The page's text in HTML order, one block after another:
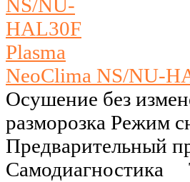
NeoClima NS/NU-
Осушение без
разморозка Режим
Предварительный
Самодиагностика